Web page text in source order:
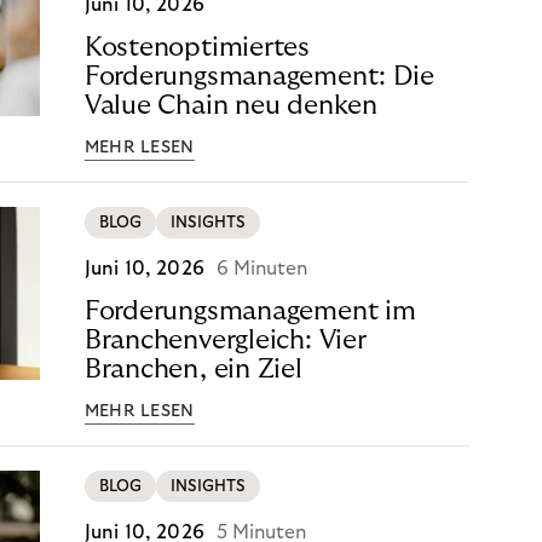
Juni 10, 2026
Kostenoptimiertes
Forderungsmanagement: Die
Value Chain neu denken
MEHR LESEN
BLOG INSIGHTS
Juni 10, 2026 6 Minuten
Forderungsmanagement im
Branchenvergleich: Vier
Branchen, ein Ziel
MEHR LESEN
BLOG INSIGHTS
Juni 10, 2026 5 Minuten